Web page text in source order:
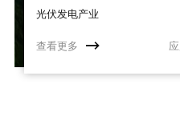
光伏发电产业
查看更多